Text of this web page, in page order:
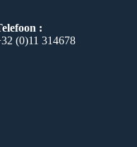
:
(0)11 314678